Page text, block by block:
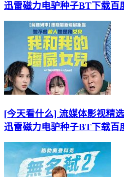
迅雷磁力电驴种子BT下载百
[今天看什么] 流媒体影视精
迅雷磁力电驴种子BT下载百